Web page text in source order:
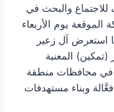
والبحث في
الموقعة يوم الأربعاء
1/10هـ. كما استعرض آل زعير
(تمكين) المعنية
في محافظات منطقة
وبناء مستهدفات